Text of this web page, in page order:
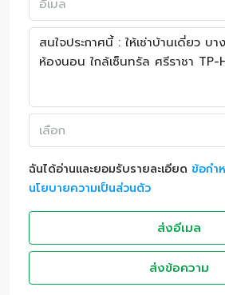
เลือก
ฉันได้อ่านและยอมรับรายละเอียด ข้อกำ
นโยบายความเป็นส่วนตัว
ส่งอีเมล
ส่งข้อความ